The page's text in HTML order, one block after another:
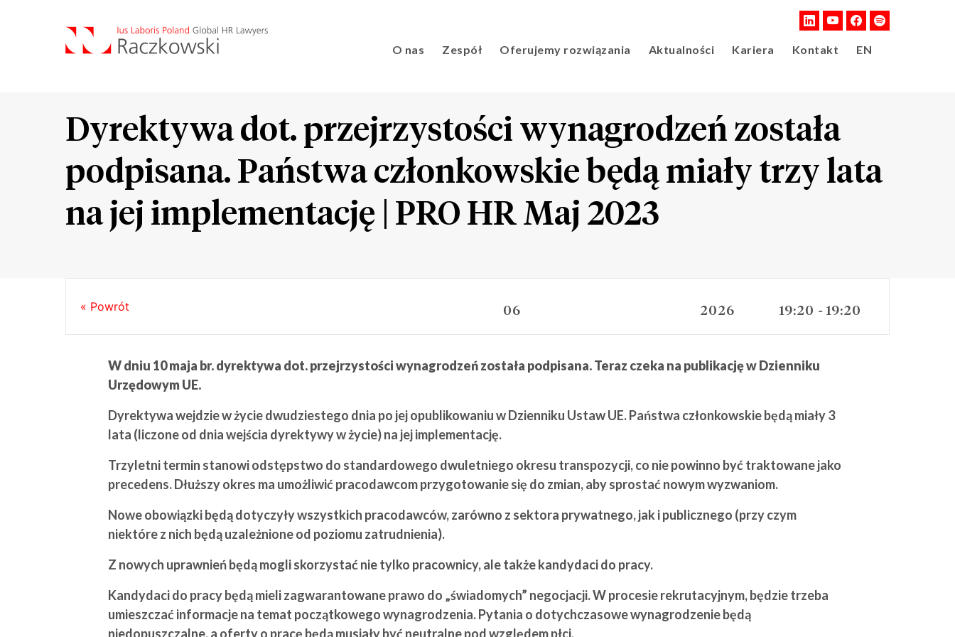
O nas Zespół Oferujemy rozwiązania Aktualności Kariera Kontakt EN
Dyrektywa dot. przejrzystości wynagrodzeń została
podpisana. Państwa członkowskie będą miały trzy lata
na jej implementację | PRO HR Maj 2023
« Powrót 06 2026 19:20 - 19:20
W dniu 10 maja br. dyrektywa dot. przejrzystości wynagrodzeń została podpisana. Teraz czeka na publikację w Dzienniku
Urzędowym UE.
Dyrektywa wejdzie w życie dwudziestego dnia po jej opublikowaniu w Dzienniku Ustaw UE. Państwa członkowskie będą miały 3
lata (liczone od dnia wejścia dyrektywy w życie) na jej implementację.
Trzyletni termin stanowi odstępstwo do standardowego dwuletniego okresu transpozycji, co nie powinno być traktowane jako
precedens. Dłuższy okres ma umożliwić pracodawcom przygotowanie się do zmian, aby sprostać nowym wyzwaniom.
Nowe obowiązki będą dotyczyły wszystkich pracodawców, zarówno z sektora prywatnego, jak i publicznego (przy czym
niektóre z nich będą uzależnione od poziomu zatrudnienia).
Z nowych uprawnień będą mogli skorzystać nie tylko pracownicy, ale także kandydaci do pracy.
Kandydaci do pracy będą mieli zagwarantowane prawo do „świadomych” negocjacji. W procesie rekrutacyjnym, będzie trzeba
umieszczać informacje na temat początkowego wynagrodzenia. Pytania o dotychczasowe wynagrodzenie będą
niedopuszczalne, a oferty o pracę będą musiały być neutralne pod względem płci.